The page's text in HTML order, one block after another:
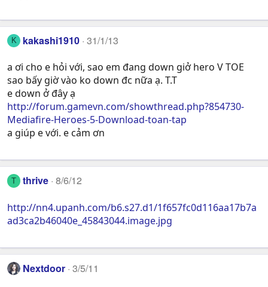
K kakashi1910 31/1/13
a ơi cho e hỏi với, sao em đang down giở hero V TOE
sao bấy giờ vào ko down đc nữa ạ. T.T
e down ở đây ạ
http://forum.gamevn.com/showthread.php?854730-
Mediafire-Heroes-5-Download-toan-tap
a giúp e với. e cảm ơn
T thrive 8/6/12
http://nn4.upanh.com/b6.s27.d1/1f657fc0d116aa17b7a
ad3ca2b46040e_45843044.image.jpg
Nextdoor 3/5/11